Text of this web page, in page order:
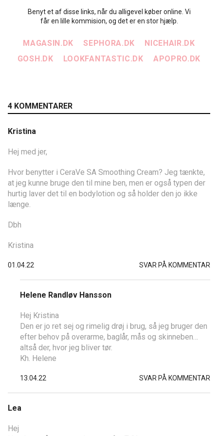
Benyt et af disse links, når du alligevel køber online. Vi
får en lille kommision, og det er en stor hjælp.
MAGASIN.DK SEPHORA.DK
NICEHAIR.DK
GOSH.DK
LOOKFANTASTIC.DK APOPRO.DK
4 KOMMENTARER
Kristina
Hej med jer,
Hvor benytter i CeraVe SA Smoothing Cream? Jeg tænkte,
at jeg kunne bruge den til mine ben, men er også typen der
hurtig laver det til en bodylotion og så holder den jo ikke
længe.
Dbh
Kristina
01.04.22 SVAR PÅ KOMMENTAR
Helene Randløv Hansson
Hej Kristina
Den er jo ret sej og rimelig drøj i brug, så jeg bruger den
efter behov på overarme, baglår, mås og skinneben…
altså der, hvor jeg bliver tør.
Kh. Helene
13.04.22 SVAR PÅ KOMMENTAR
Lea
Hej